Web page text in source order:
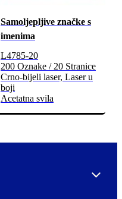
Samoljepljive značke s
imenima
L4785-20
200 Oznake / 20 Stranice
Crno-bijeli laser, Laser u
boji
Acetatna svila
Expand